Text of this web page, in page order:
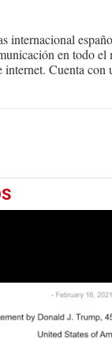
internacional
en todo el
Cuenta con